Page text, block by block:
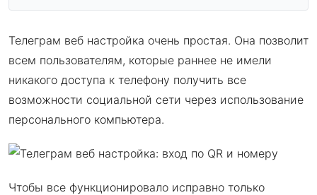
Телеграм веб настройка очень простая. Она позволит
всем пользователям, которые раннее не имели
никакого доступа к телефону получить все
возможности социальной сети через использование
персонального компьютера.
Чтобы все функционировало исправно только